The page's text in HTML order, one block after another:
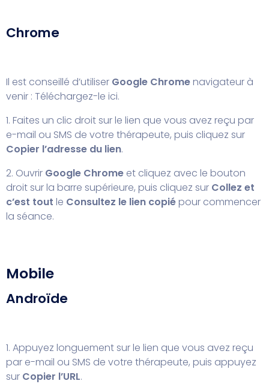
Chrome
Il est conseillé d’utiliser Google Chromenavigateur à
venir : Téléchargez-le ici.
1. Faites un clic droit sur le lien que vous avez reçu par
e-mail ou SMS de votre thérapeute, puis cliquez sur
Copier l’adresse du lien.
2. Ouvrir Google Chrome et cliquez avec le bouton
droit sur la barre supérieure, puis cliquez sur Collez et
c’est tout le Consultez le lien copiépour commencer
la séance.
Mobile
Androïde
1. Appuyez longuement sur le lien que vous avez reçu
par e-mail ou SMS de votre thérapeute, puis appuyez
sur Copier l’URL.